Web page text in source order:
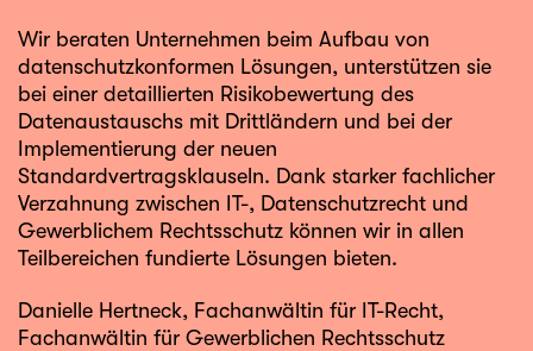
Wir beraten Unternehmen beim Aufbau von
datenschutzkonformen Lösungen, unterstützen sie
bei einer detaillierten Risikobewertung des
Datenaustauschs mit Drittländern und bei der
Implementierung der neuen
Standardvertragsklauseln. Dank starker fachlicher
Verzahnung zwischen IT-, Datenschutzrecht und
Gewerblichem Rechtsschutz können wir in allen
Teilbereichen fundierte Lösungen bieten.
Danielle Hertneck, Fachanwältin für IT-Recht,
Fachanwältin für Gewerblichen Rechtsschutz